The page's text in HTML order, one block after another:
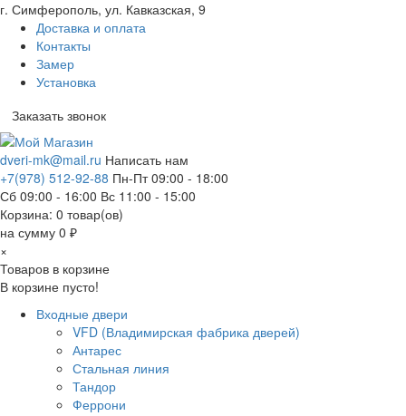
г. Симферополь, ул. Кавказская, 9
Доставка и оплата
Контакты
Замер
Установка
Заказать звонок
dveri-mk@mail.ru Написать нам
+7(978) 512-92-88 Пн-Пт 09:00 - 18:00
Сб 09:00 - 16:00 Вс 11:00 - 15:00
Корзина: 0 товар(ов)
на сумму 0 ₽
×
Товаров в корзине
В корзине пусто!
Входные двери
VFD (Владимирская фабрика дверей)
Антарес
Стальная линия
Тандор
Феррони